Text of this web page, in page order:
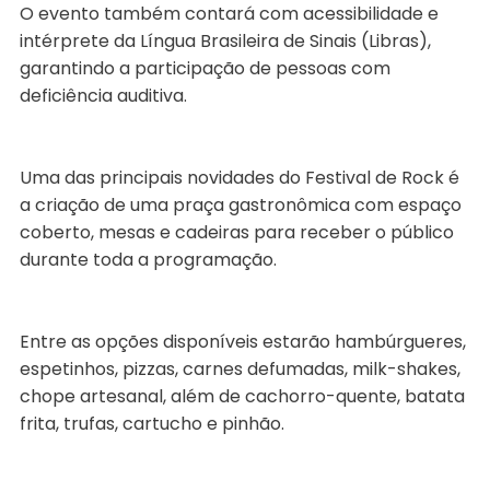
O evento também contará com acessibilidade e
intérprete da Língua Brasileira de Sinais (Libras),
garantindo a participação de pessoas com
deficiência auditiva.
Uma das principais novidades do Festival de Rock é
a criação de uma praça gastronômica com espaço
coberto, mesas e cadeiras para receber o público
durante toda a programação.
Entre as opções disponíveis estarão hambúrgueres,
espetinhos, pizzas, carnes defumadas, milk-shakes,
chope artesanal, além de cachorro-quente, batata
frita, trufas, cartucho e pinhão.